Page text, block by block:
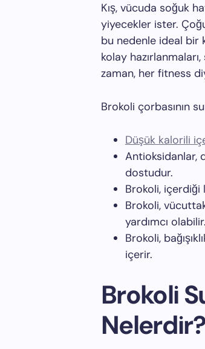
Kış, vücuda soğuk
yiyecekler ister.
bu nedenle ideal bir
kolay
zaman, her fitness
Brokoli çorbasının
Düşük kalorili
Antioksidanlar,
dostudur.
Brokoli,
Brokoli,
yardımcı olabilir.
Brokoli,
içerir.
Brokoli
Nelerdir?